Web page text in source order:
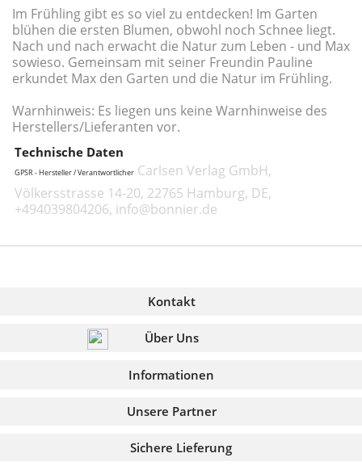
Im Frühling gibt es so viel zu entdecken! Im Garten
blühen die ersten Blumen, obwohl noch Schnee liegt.
Nach und nach erwacht die Natur zum Leben - und Max
sowieso. Gemeinsam mit seiner Freundin Pauline
erkundet Max den Garten und die Natur im Frühling.
Warnhinweis: Es liegen uns keine Warnhinweise des
Herstellers/Lieferanten vor.
Technische Daten
GPSR - Hersteller / Verantwortlicher Carlsen Verlag GmbH,
Völkersstrasse 14-20, 22765 Hamburg, DE,
+494039804206, info@bonnier.de
Kontakt
Über Uns
Informationen
Sichere Lieferung
Unsere Partner